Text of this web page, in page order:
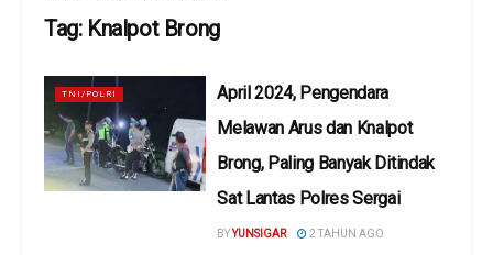
Tag: Knalpot Brong
TNI/POLRI
April 2024, Pengendara
Melawan Arus dan Knalpot
Brong, Paling Banyak Ditindak
Sat Lantas Polres Sergai
BYYUNSIGAR 2 TAHUN AGO